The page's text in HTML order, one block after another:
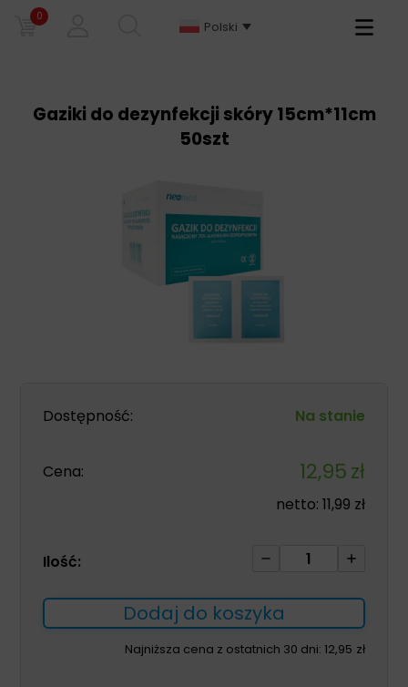
0
Polski
Primary
Gaziki do dezynfekcji skóry 15cm*11cm
50szt
Dostępność: Na stanie
Cena: 12,95zł
netto: 11,99 zł
Ilość:
ilość
do
dezynfekcji
skóry
Dodaj do koszyka
Najniższa cena z ostatnich 30 dni: 12,95 zł